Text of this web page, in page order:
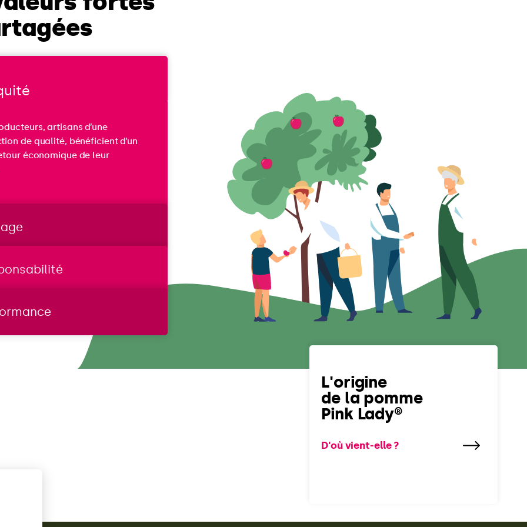
artisans d’une
de qualité, bénéficient d’un
économique de leur
L'origine
de la pomme
Pink Lady®
D'où vient-elle ?